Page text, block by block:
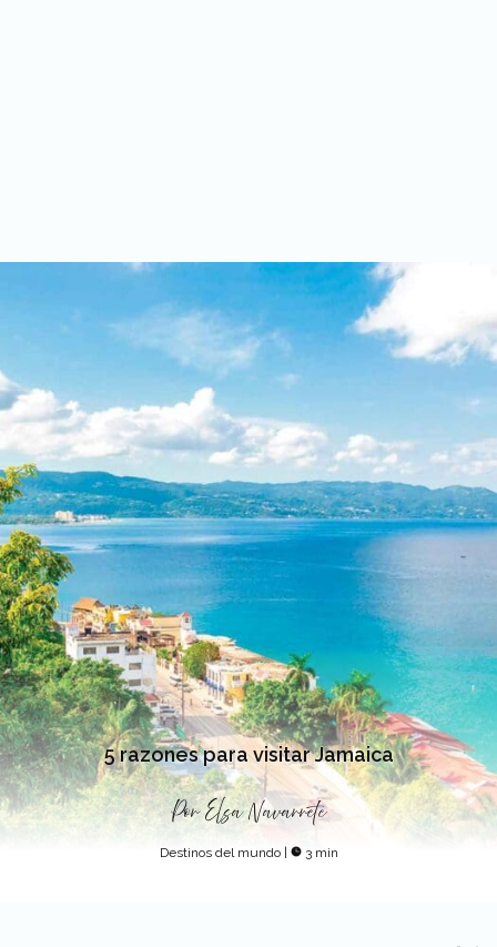
5 razones para visitar Jamaica
Por Elsa Navarrete
Destinos del mundo | 3 min